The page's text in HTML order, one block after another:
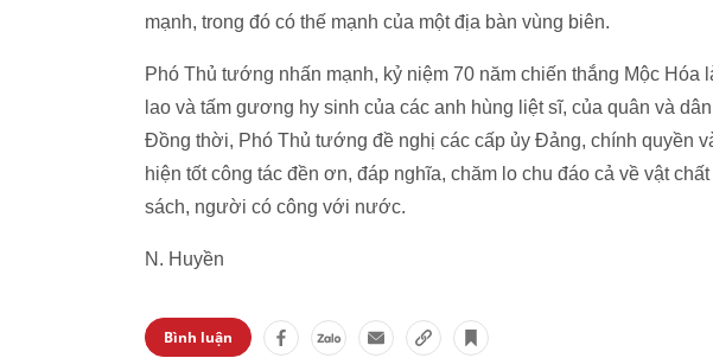
mạnh, trong đó có thế mạnh của một địa bàn vùng biên.
Phó Thủ tướng nhấn mạnh, kỷ niệm 70 năm chiến thắng Mộc Hóa
lao và tấm gương hy sinh của các anh hùng liệt sĩ, của quân và
Đồng thời, Phó Thủ tướng đề nghị các cấp ủy Đảng, chính quyền
hiện tốt công tác đền ơn, đáp nghĩa, chăm lo chu đáo cả về vật
sách, người có công với nước.
N. Huyền
Bình luận